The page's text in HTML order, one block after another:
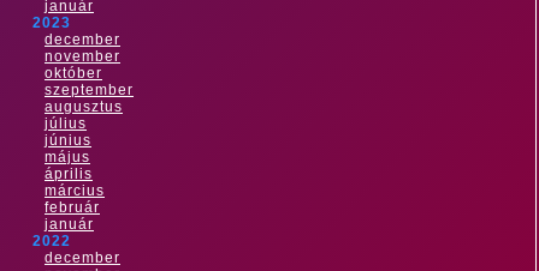
január
2023
december
november
október
szeptember
augusztus
július
június
május
április
március
február
január
2022
december